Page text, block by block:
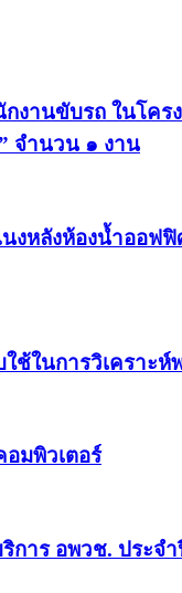
งานขับรถ ในโคร
จำนวน ๑ งาน
นงหลังห้องน้ำออฟ
ช้ในการวิเครา
มพิวเตอร์
การ อพวช. ประจ